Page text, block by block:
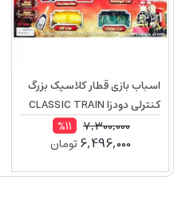
اسباب بازی قطار کلاسیک بزرگ
کنترلی دودزا CLASSIC TRAIN
7,300,000
%11
6,496,000تومان